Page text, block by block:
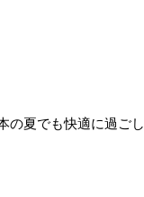
の夏でも快適に過ごし